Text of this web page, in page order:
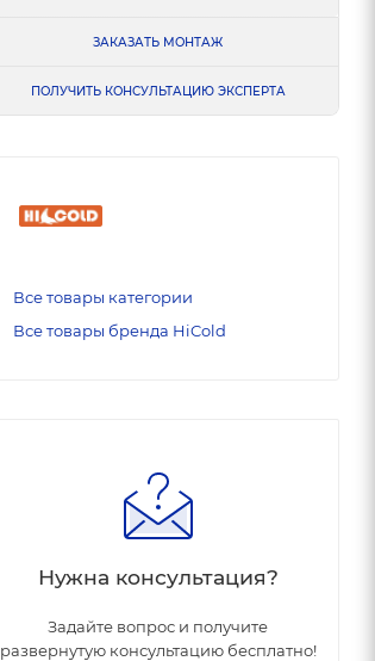
ЗАКАЗАТЬ МОНТАЖ
ПОЛУЧИТЬ КОНСУЛЬТАЦИЮ ЭКСПЕРТА
Все товары категории
Все товары бренда HiCold
Нужна консультация?
Задайте вопрос и получите
развернутую консультацию бесплатно!